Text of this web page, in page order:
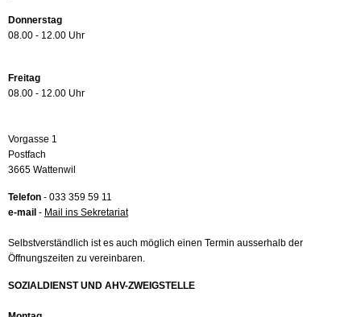
Donnerstag
08.00 - 12.00 Uhr
Freitag
08.00 - 12.00 Uhr
Vorgasse 1
Postfach
3665 Wattenwil
Telefon - 033 359 59 11
e-mail - Mail ins Sekretariat
Selbstverständlich ist es auch möglich einen Termin ausserhalb der
Öffnungszeiten zu vereinbaren.
SOZIALDIENST UND AHV-ZWEIGSTELLE